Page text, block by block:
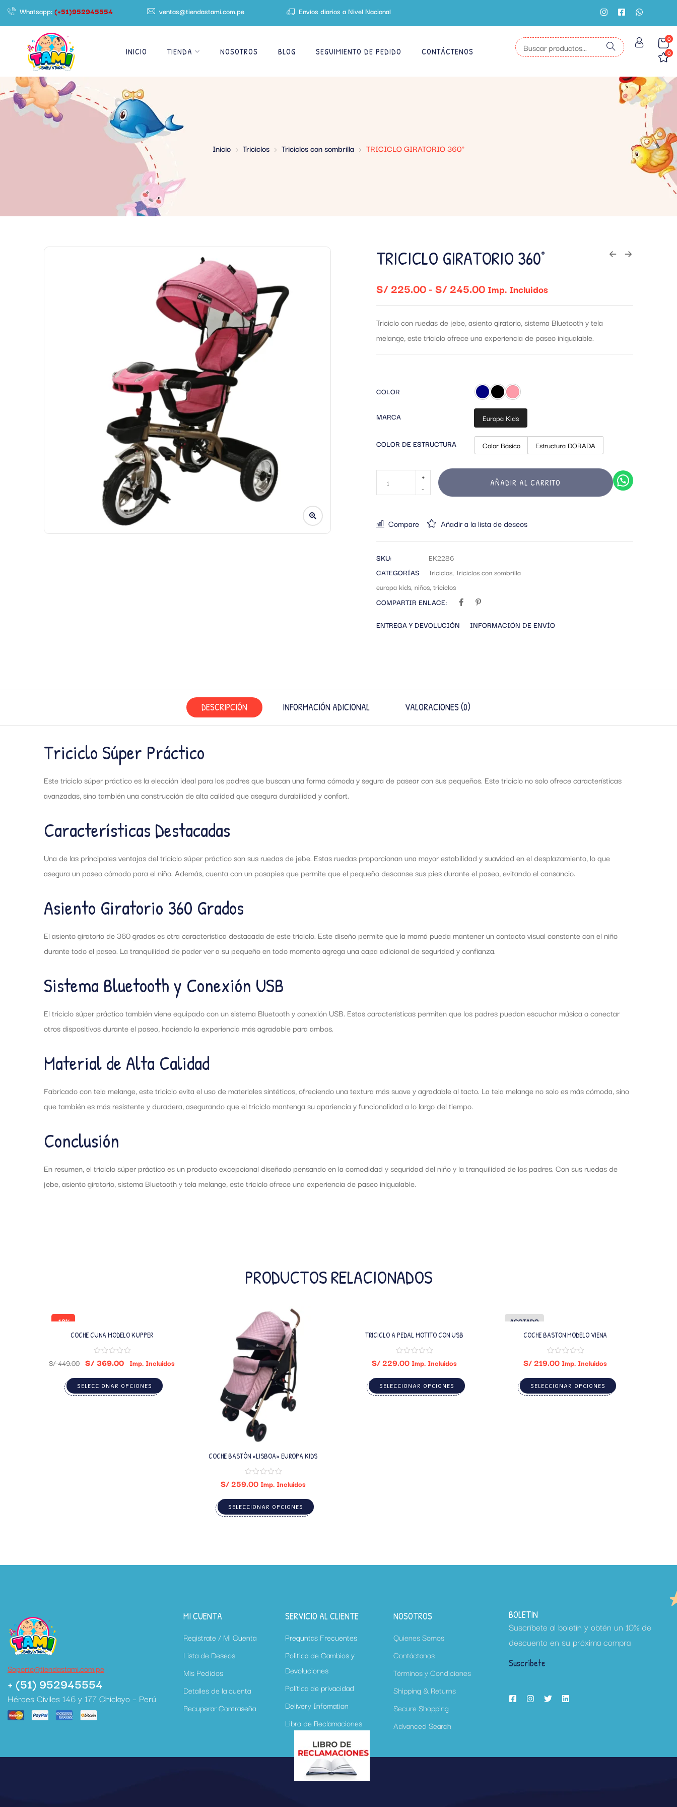
Whatsapp:(+51)952945554 ventas@tiendastami.com.pe Envíos diarios a Nivel Nacional
INICIO TIENDA NOSOTROS BLOG SEGUIMIENTO DE PEDIDO CONTÁCTENOS
0
0
Inicio Triciclos Triciclos con sombrilla TRICICLO GIRATORIO 360°
TRICICLO GIRATORIO 360°
S/225.00-S/245.00 Imp. Incluidos
Triciclo con ruedas de jebe, asiento giratorio, sistema Bluetooth y tela
melange, este triciclo ofrece una experiencia de paseo inigualable.
COLOR
MARCA Europa Kids
COLOR DE ESTRUCTURA Color Básico Estructura DORADA
AÑADIR AL CARRITO
Compare Añadir a la lista de deseos
SKU:
EK2286
CATEGORÍAS
Triciclos, Triciclos con sombrilla
europa kids, niños, triciclos
COMPARTIR ENLACE:
ENTREGA Y DEVOLUCIÓN INFORMACIÓN DE ENVÍO
DESCRIPCIÓN INFORMACIÓN ADICIONAL VALORACIONES (0)
Triciclo Súper Práctico
Este triciclo súper práctico es la elección ideal para los padres que buscan una forma cómoda y segura de pasear con sus pequeños. Este triciclo no solo ofrece características
avanzadas, sino también una construcción de alta calidad que asegura durabilidad y confort.
Características Destacadas
Una de las principales ventajas del triciclo súper práctico son sus ruedas de jebe. Estas ruedas proporcionan una mayor estabilidad y suavidad en el desplazamiento, lo que
asegura un paseo cómodo para el niño. Además, cuenta con un posapies que permite que el pequeño descanse sus pies durante el paseo, evitando el cansancio.
Asiento Giratorio 360 Grados
El asiento giratorio de 360 grados es otra característica destacada de este triciclo. Este diseño permite que la mamá pueda mantener un contacto visual constante con el niño
durante todo el paseo. La tranquilidad de poder ver a su pequeño en todo momento agrega una capa adicional de seguridad y confianza.
Sistema Bluetooth y Conexión USB
El triciclo súper práctico también viene equipado con un sistema Bluetooth y conexión USB. Estas características permiten que los padres puedan escuchar música o conectar
otros dispositivos durante el paseo, haciendo la experiencia más agradable para ambos.
Material de Alta Calidad
Fabricado con tela melange, este triciclo evita el uso de materiales sintéticos, ofreciendo una textura más suave y agradable al tacto. La tela melange no solo es más cómoda, sino
que también es más resistente y duradera, asegurando que el triciclo mantenga su apariencia y funcionalidad a lo largo del tiempo.
Conclusión
En resumen, el triciclo súper práctico es un producto excepcional diseñado pensando en la comodidad y seguridad del niño y la tranquilidad de los padres. Con sus ruedas de
jebe, asiento giratorio, sistema Bluetooth y tela melange, este triciclo ofrece una experiencia de paseo inigualable.
PRODUCTOS RELACIONADOS
-18%
COCHE CUNA MODELO KUPPER
S/449.00 S/ 369.00 Imp. Incluidos
SELECCIONAR OPCIONES
COCHE BASTÓN «LISBOA» EUROPA KIDS
S/259.00 Imp. Incluidos
SELECCIONAR OPCIONES
TRICICLO A PEDAL MOTITO CON USB
S/229.00 Imp. Incluidos
SELECCIONAR OPCIONES
AGOTADO
COCHE BASTON MODELO VIENA
S/219.00 Imp. Incluidos
SELECCIONAR OPCIONES
Soporte@tiendastami.com.pe
+ (51) 952945554
Héroes Civiles 146 y 177 Chiclayo – Perú
MI CUENTA
Registrate / Mi Cuenta
Lista de Deseos
Mis Pedidos
Detalles de la cuenta
Recuperar Contraseña
SERVICIO AL CLIENTE
Preguntas Frecuentes
Politica de Cambios y
Devoluciones
Política de privacidad
Delivery Infomation
Libro de Reclamaciones
NOSOTROS
Quienes Somos
Contáctanos
Términos y Condiciones
Shipping & Returns
Secure Shopping
Advanced Search
BOLETIN
Suscríbete al boletín y obtén un 10% de
descuento en su próxima compra
Suscríbete